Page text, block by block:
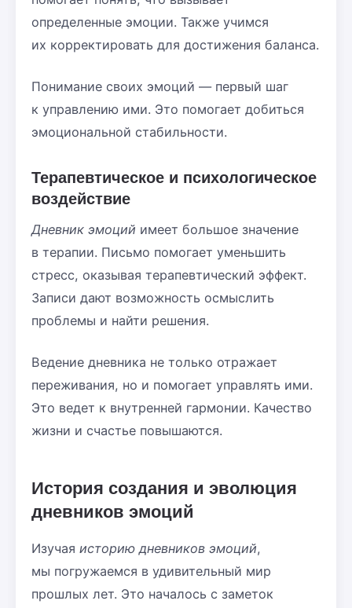
определенные эмоции. Также учимся
их корректировать для достижения баланса.
Понимание своих эмоций — первый шаг
к управлению ими. Это помогает добиться
эмоциональной стабильности.
Терапевтическое и психологическое
воздействие
Дневник эмоций имеет большое значение
в терапии. Письмо помогает уменьшить
стресс, оказывая терапевтический эффект.
Записи дают возможность осмыслить
проблемы и найти решения.
Ведение дневника не только отражает
переживания, но и помогает управлять ими.
Это ведет к внутренней гармонии. Качество
жизни и счастье повышаются.
История создания и эволюция
дневников эмоций
Изучая историю дневников эмоций,
мы погружаемся в удивительный мир
прошлых лет. Это началось с заметок